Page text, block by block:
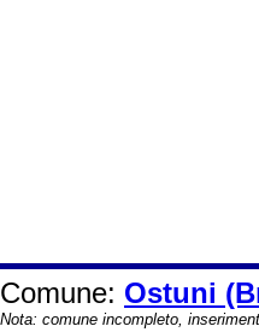
Comune: Ostuni
Nota: comune incompleto,